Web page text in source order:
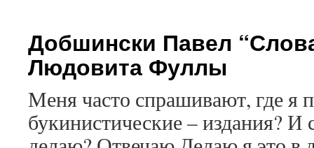
Добшински Павел
Людовита Фуллы
Меня часто спрашивают, где я
букинистические – издания? И